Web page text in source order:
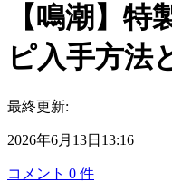
【鳴潮】
ピ入手方法
最終更新:
2026年6月13日13:16
コメント 0 件